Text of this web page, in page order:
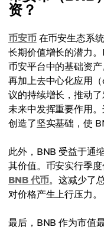
资？
币安币在币安生态系
长期价值增长的潜力
币安平台中的基础资
再加上去中心化应用
议的持续增长，推动
未来中发挥重要作用
创造了坚实基础，使
此外，BNB 受益于通
其价值。币安实行季
BNB 代币。这减少了
对价格产生上行压力。
最后，BNB 作为市值